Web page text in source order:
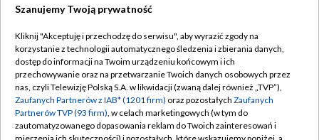
TVP
Abonament TVP
Emisja w TVP
Centrum informacji TVP
Regulamin TVP
Polityka prywatności
Moje zgody
Szanujemy Twoją prywatność
Kliknij "Akceptuję i przechodzę do serwisu", aby wyrazić zgody na
korzystanie z technologii automatycznego śledzenia i zbierania danych,
dostęp do informacji na Twoim urządzeniu końcowym i ich
przechowywanie oraz na przetwarzanie Twoich danych osobowych przez
nas, czyli Telewizję Polską S.A. w likwidacji (zwaną dalej również „TVP”),
Zaufanych Partnerów z IAB* (1201 firm) oraz pozostałych Zaufanych
Partnerów TVP (93 firm), w celach marketingowych (w tym do
zautomatyzowanego dopasowania reklam do Twoich zainteresowań i